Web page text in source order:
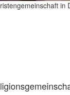
in